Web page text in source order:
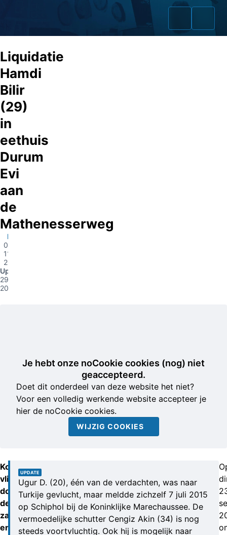
Fraudeurs
Opsporingslijst
Volg ons
Liquidatie
Hamdi
Bilir
(29)
in
eethuis
Durum
Evi
aan
de
Mathenesserweg
Rotterdam
04-
11-
2014
Update
29-08-
2015
Je hebt onze noCookie cookies (nog) niet
geaccepteerd.
Doet dit onderdeel van deze website het niet?
Voor een volledig werkende website accepteer je
hier de noCookie cookies.
WIJZIG COOKIES
Kogels
vliegen
door
de
zaak
en
UPDATE
Ugur D. (20), één van de verdachten, was naar
Turkije gevlucht, maar meldde zichzelf 7 juli 2015
op Schiphol bij de Koninklijke Marechaussee. De
vermoedelijke schutter Cengiz Akin (34) is nog
steeds voortvluchtig. Ook hij is mogelijk naar